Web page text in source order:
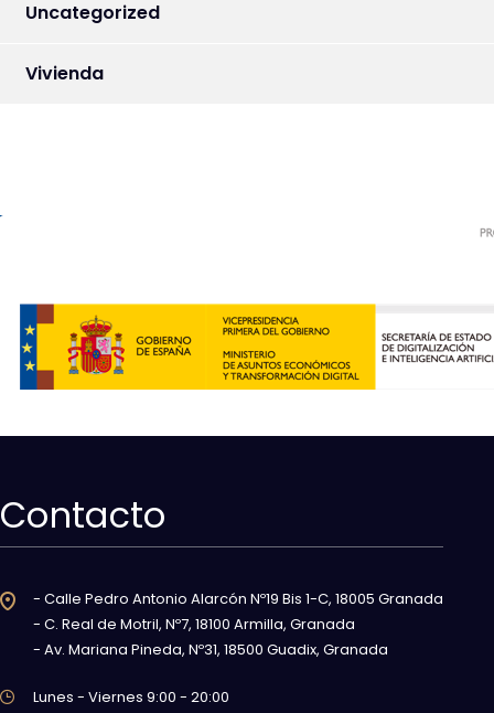
Uncategorized
Vivienda
Contacto
- Calle Pedro Antonio Alarcón Nº19 Bis 1-C, 18005 Granada
- C. Real de Motril, Nº7, 18100 Armilla, Granada
- Av. Mariana Pineda, Nº31, 18500 Guadix, Granada
Lunes - Viernes 9:00 - 20:00